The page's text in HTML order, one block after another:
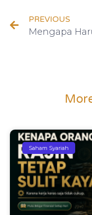
PREVIOUS
Saham Syariah